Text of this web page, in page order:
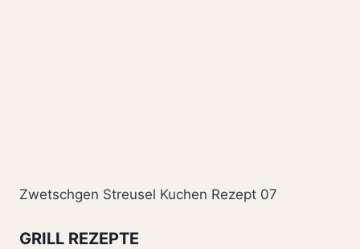
Zwetschgen Streusel Kuchen Rezept 07
GRILL REZEPTE